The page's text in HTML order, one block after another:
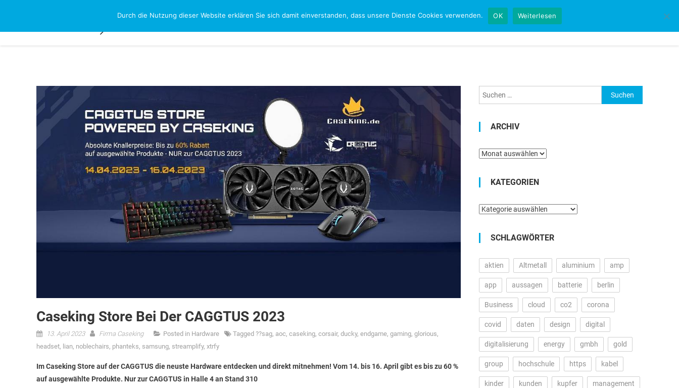
content
NEWS-RESEARCH Startseite
Caseking Store Bei Der CAGGTUS 2023
13. April 2023 Firma Caseking Posted in Hardware Tagged ??sag, aoc, caseking, corsair, ducky, endgame, gaming, glorious,
headset, lian, noblechairs, phanteks, samsung, streamplify, xtrfy
Im Caseking Store auf der CAGGTUS die neuste Hardware entdecken und direkt mitnehmen! Vom 14. bis 16. April gibt es bis zu 60 %
auf ausgewählte Produkte. Nur zur CAGGTUS in Halle 4 an Stand 310
Suchen
nach:
ARCHIV
Archiv
KATEGORIEN
Kategorien
SCHLAGWÖRTER
aktien Altmetall aluminium amp
app aussagen batterie berlin
Business cloud co2 corona
covid daten design digital
digitalisierung energy gmbh gold
group hochschule https kabel
kinder kunden kupfer management
Durch die Nutzung dieser Website erklären Sie sich damit einverstanden, dass unsere Dienste Cookies verwenden. OK Weiterlesen